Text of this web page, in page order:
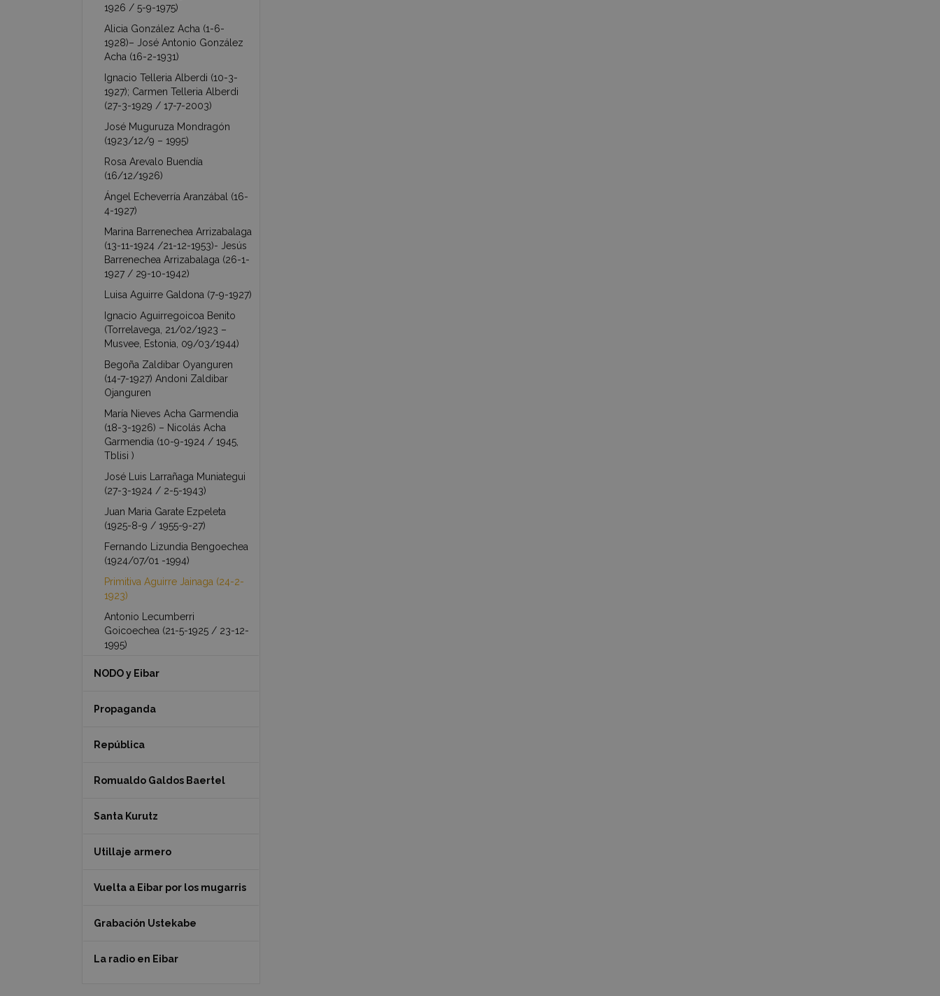
1926 / 5-9-1975)
Alicia González Acha (1-6-
1928)– José Antonio González
Acha (16-2-1931)
Ignacio Telleria Alberdi (10-3-
1927); Carmen Telleria Alberdi
(27-3-1929 / 17-7-2003)
José Muguruza Mondragón
(1923/12/9 – 1995)
Rosa Arevalo Buendía
(16/12/1926)
Ángel Echeverría Aranzábal (16-
4-1927)
Marina Barrenechea Arrizabalaga
(13-11-1924 /21-12-1953)- Jesús
Barrenechea Arrizabalaga (26-1-
1927 / 29-10-1942)
Luisa Aguirre Galdona (7-9-1927)
Ignacio Aguirregoicoa Benito
(Torrelavega, 21/02/1923 –
Musvee, Estonia, 09/03/1944)
Begoña Zaldibar Oyanguren
(14-7-1927) Andoni Zaldibar
Ojanguren
María Nieves Acha Garmendia
(18-3-1926) – Nicolás Acha
Garmendia (10-9-1924 / 1945,
Tblisi )
José Luis Larrañaga Muniategui
(27-3-1924 / 2-5-1943)
Juan Maria Garate Ezpeleta
(1925-8-9 / 1955-9-27)
Fernando Lizundia Bengoechea
(1924/07/01 -1994)
Primitiva Aguirre Jainaga (24-2-
1923)
Antonio Lecumberri
Goicoechea (21-5-1925 / 23-12-
1995)
NODO y Eibar
Propaganda
República
Romualdo Galdos Baertel
Santa Kurutz
Utillaje armero
Vuelta a Eibar por los mugarris
Grabación Ustekabe
La radio en Eibar